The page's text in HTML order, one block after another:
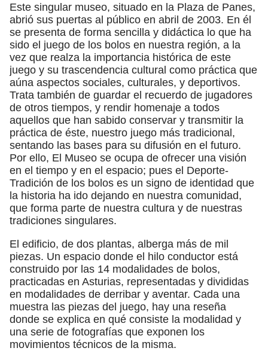
Este singular museo, situado en la Plaza de Panes,
abrió sus puertas al público en abril de 2003. En él
se presenta de forma sencilla y didáctica lo que ha
sido el juego de los bolos en nuestra región, a la
vez que realza la importancia histórica de este
juego y su trascendencia cultural como práctica que
aúna aspectos sociales, culturales, y deportivos.
Trata también de guardar el recuerdo de jugadores
de otros tiempos, y rendir homenaje a todos
aquellos que han sabido conservar y transmitir la
práctica de éste, nuestro juego más tradicional,
sentando las bases para su difusión en el futuro.
Por ello, El Museo se ocupa de ofrecer una visión
en el tiempo y en el espacio; pues el Deporte-
Tradición de los bolos es un signo de identidad que
la historia ha ido dejando en nuestra comunidad,
que forma parte de nuestra cultura y de nuestras
tradiciones singulares.
El edificio, de dos plantas, alberga más de mil
piezas. Un espacio donde el hilo conductor está
construido por las 14 modalidades de bolos,
practicadas en Asturias, representadas y divididas
en modalidades de derribar y aventar. Cada una
muestra las piezas del juego, hay una reseña
donde se explica en qué consiste la modalidad y
una serie de fotografías que exponen los
movimientos técnicos de la misma.